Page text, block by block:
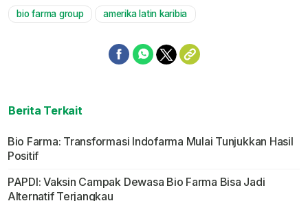
bio farma group amerika latin karibia
Berita Terkait
Bio Farma: Transformasi Indofarma Mulai Tunjukkan Hasil
Positif
PAPDI: Vaksin Campak Dewasa Bio Farma Bisa Jadi
Alternatif Terjangkau